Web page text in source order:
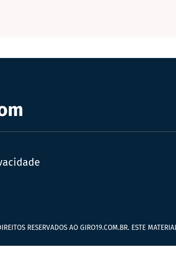
RESERVADOS AO GIRO19.COM.BR. ESTE